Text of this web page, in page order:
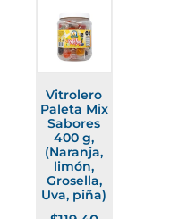
Vitrolero
Paleta Mix
Sabores
400 g,
(Naranja,
limón,
Grosella,
Uva, piña)